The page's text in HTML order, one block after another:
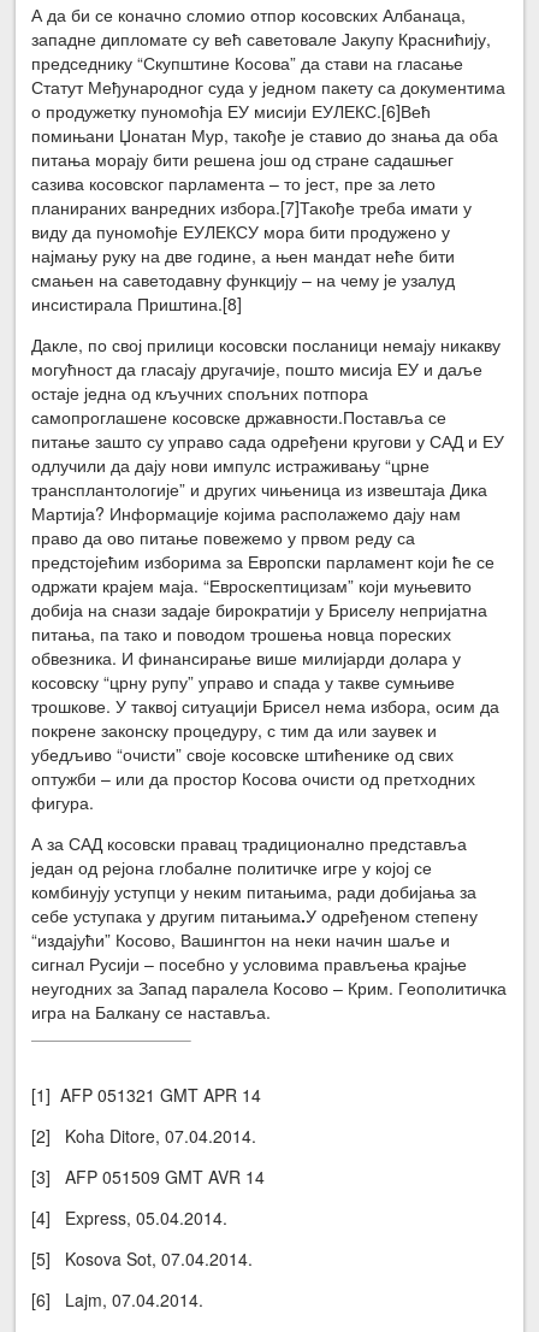
А да би се коначно сломио отпор косовских Албанаца,
западне дипломате су већ саветовале Јакупу Краснићију,
председнику “Скупштине Косова” да стави на гласање
Статут Међународног суда у једном пакету са документима
о продужетку пуномоћја ЕУ мисији ЕУЛЕКС.[6]Већ
помињани Џонатан Мур, такође је ставио до знања да оба
питања морају бити решена још од стране садашњег
сазива косовског парламента – то јест, пре за лето
планираних ванредних избора.[7]Такође треба имати у
виду да пуномоћје ЕУЛЕКСУ мора бити продужено у
најмању руку на две године, а њен мандат неће бити
смањен на саветодавну функцију – на чему је узалуд
инсистирала Приштина.[8]
Дакле, по свој прилици косовски посланици немају никакву
могућност да гласају другачије, пошто мисија ЕУ и даље
остаје једна од кључних спољних потпора
самопроглашене косовске државности.Поставља се
питање зашто су управо сада одређени кругови у САД и ЕУ
одлучили да дају нови импулс истраживању “црне
трансплантологије” и других чињеница из извештаја Дика
Мартија? Информације којима располажемо дају нам
право да ово питање повежемо у првом реду са
предстојећим изборима за Европски парламент који ће се
одржати крајем маја. “Евроскептицизам” који муњевито
добија на снази задаје бирократији у Бриселу непријатна
питања, па тако и поводом трошења новца пореских
обвезника. И финансирање више милијарди долара у
косовску “црну рупу” управо и спада у такве сумњиве
трошкове. У таквој ситуацији Брисел нема избора, осим да
покрене законску процедуру, с тим да или заувек и
убедљиво “очисти” своје косовске штићенике од свих
оптужби – или да простор Косова очисти од претходних
фигура.
А за САД косовски правац традиционално представља
један од рејона глобалне политичке игре у којој се
комбинују уступци у неким питањима, ради добијања за
себе уступака у другим питањима.У одређеном степену
“издајући” Косово, Вашингтон на неки начин шаље и
сигнал Русији – посебно у условима прављења крајње
неугодних за Запад паралела Косово – Крим. Геополитичка
игра на Балкану се наставља.
[1] AFP 051321 GMT APR 14
[2] Koha Ditore, 07.04.2014.
[3] AFP 051509 GMT AVR 14
[4] Express, 05.04.2014.
[5] Kosova Sot, 07.04.2014.
[6] Lajm, 07.04.2014.